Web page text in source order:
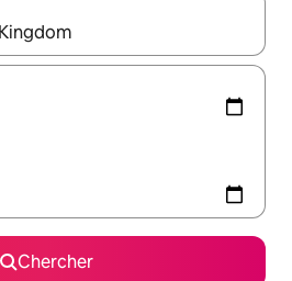
affichés, parcourez-les en utilisant
Chercher